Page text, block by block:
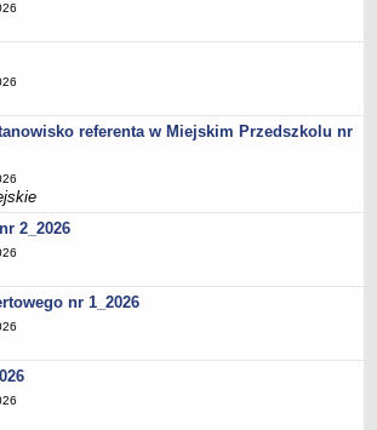
referenta w Miejskim Przedszkolu nr
2_2026
nr 1_2026